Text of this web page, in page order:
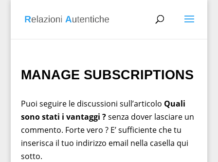
MANAGE SUBSCRIPTIONS
Puoi seguire le discussioni sull’articolo Quali
sono stati i vantaggi ?senza dover lasciare un
commento. Forte vero ? E’ sufficiente che tu
inserisca il tuo indirizzo email nella casella qui
sotto.